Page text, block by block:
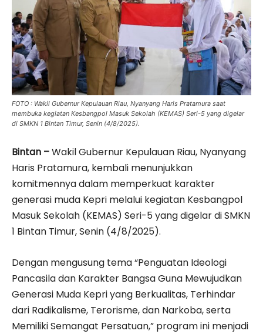
FOTO : Wakil Gubernur Kepulauan Riau, Nyanyang Haris Pratamura saat
membuka kegiatan Kesbangpol Masuk Sekolah (KEMAS) Seri-5 yang digelar
di SMKN 1 Bintan Timur, Senin (4/8/2025).
Bintan –Wakil Gubernur Kepulauan Riau, Nyanyang
Haris Pratamura, kembali menunjukkan
komitmennya dalam memperkuat karakter
generasi muda Kepri melalui kegiatan Kesbangpol
Masuk Sekolah (KEMAS) Seri-5 yang digelar di SMKN
1 Bintan Timur, Senin (4/8/2025).
Dengan mengusung tema “Penguatan Ideologi
Pancasila dan Karakter Bangsa Guna Mewujudkan
Generasi Muda Kepri yang Berkualitas, Terhindar
dari Radikalisme, Terorisme, dan Narkoba, serta
Memiliki Semangat Persatuan,” program ini menjadi